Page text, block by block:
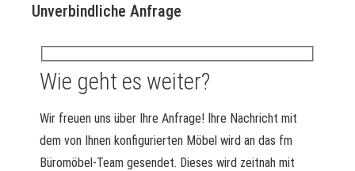
Unverbindliche Anfrage
Wie geht es weiter?
Wir freuen uns über Ihre Anfrage! Ihre Nachricht mit
dem von Ihnen konfigurierten Möbel wird an das fm
Büromöbel-Team gesendet. Dieses wird zeitnah mit